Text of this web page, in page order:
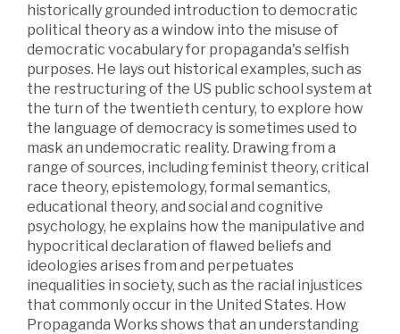
historically grounded introduction to democratic
political theory as a window into the misuse of
democratic vocabulary for propaganda's selfish
purposes. He lays out historical examples, such as
the restructuring of the US public school system at
the turn of the twentieth century, to explore how
the language of democracy is sometimes used to
mask an undemocratic reality. Drawing from a
range of sources, including feminist theory, critical
race theory, epistemology, formal semantics,
educational theory, and social and cognitive
psychology, he explains how the manipulative and
hypocritical declaration of flawed beliefs and
ideologies arises from and perpetuates
inequalities in society, such as the racial injustices
that commonly occur in the United States. How
Propaganda Works shows that an understanding